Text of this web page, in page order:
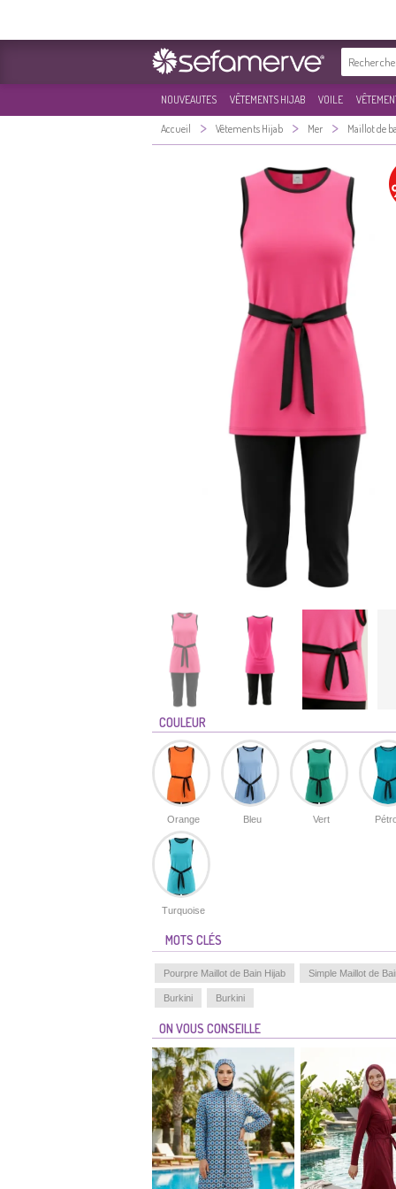
NOUVEAUTES VÊTEMENTS HIJAB VOILE
Accueil > Vêtements Hijab > Mer > Maillot de
COULEUR
Orange Bleu Vert
Turquoise
MOTS CLÉS
Pourpre Maillot de Bain Hijab Simple Maillot de
Burkini Burkini
ON VOUS CONSEILLE